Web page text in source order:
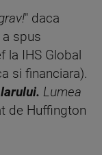
" daca
a spus
la IHS Global
si financiara).
Lumea
de Huffington